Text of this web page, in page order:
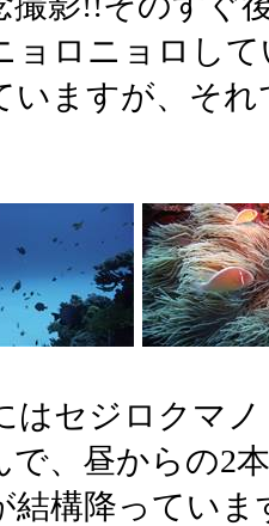
ョロニョロし
いますが、それ
はセジロクマ
で、昼からの2
結構降ってい